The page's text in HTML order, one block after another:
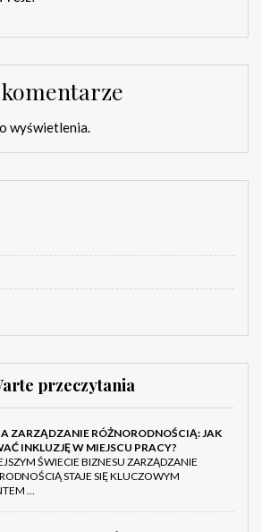
wyświetlenia.
przeczytania
A ZARZĄDZANIE RÓŻNORODNOŚCIĄ: JAK
INKLUZJĘ W MIEJSCU PRACY?
ŚWIECIE BIZNESU ZARZĄDZANIE
STAJE SIĘ KLUCZOWYM
…